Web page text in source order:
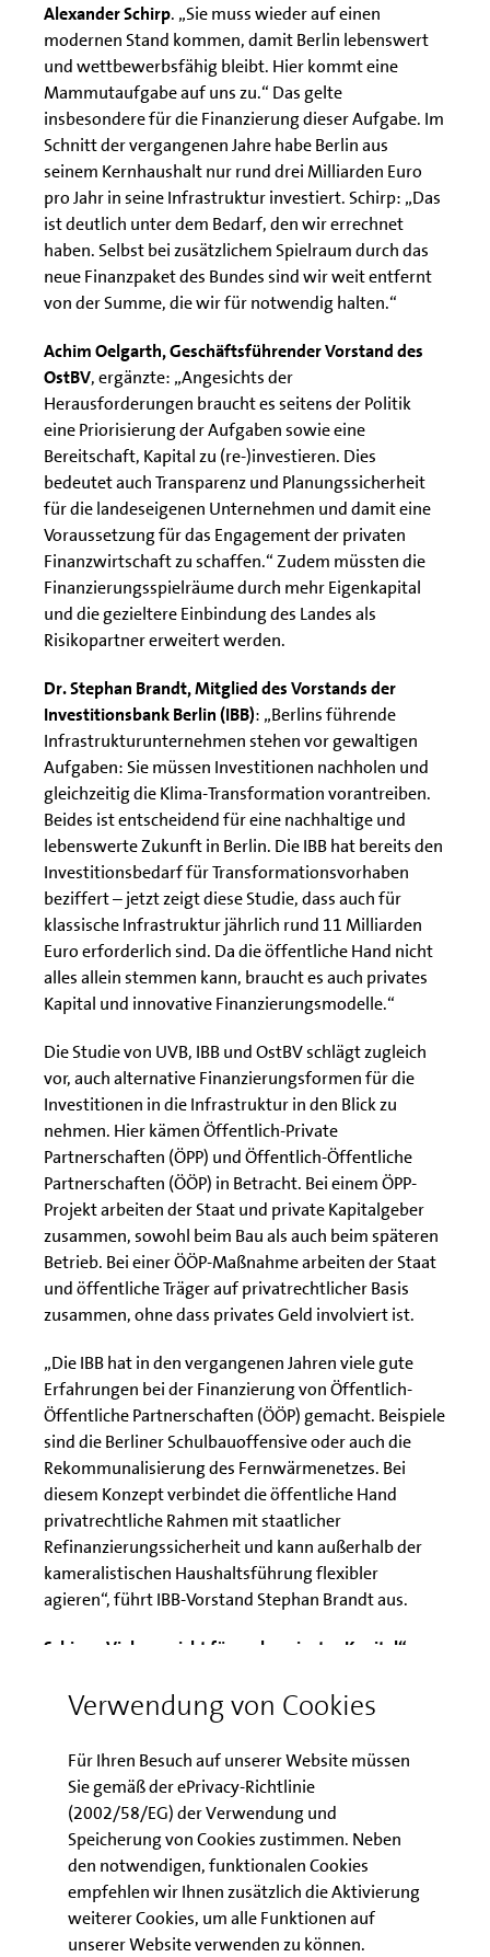
Verwendung von Cookies
Für Ihren Besuch auf unserer Website müssen
Sie gemäß der ePrivacy-Richtlinie
(2002/58/EG) der Verwendung und
Speicherung von Cookies zustimmen. Neben
den notwendigen, funktionalen Cookies
empfehlen wir Ihnen zusätzlich die Aktivierung
weiterer Cookies, um alle Funktionen auf
unserer Website verwenden zu können.
Alexander Schirp. „Sie muss wieder auf einen
modernen Stand kommen, damit Berlin lebenswert
und wettbewerbsfähig bleibt. Hier kommt eine
Mammutaufgabe auf uns zu.“ Das gelte
insbesondere für die Finanzierung dieser Aufgabe. Im
Schnitt der vergangenen Jahre habe Berlin aus
seinem Kernhaushalt nur rund drei Milliarden Euro
pro Jahr in seine Infrastruktur investiert. Schirp: „Das
ist deutlich unter dem Bedarf, den wir errechnet
haben. Selbst bei zusätzlichem Spielraum durch das
neue Finanzpaket des Bundes sind wir weit entfernt
von der Summe, die wir für notwendig halten.“
Achim Oelgarth, Geschäftsführender Vorstand des
OstBV, ergänzte: „Angesichts der
Herausforderungen braucht es seitens der Politik
eine Priorisierung der Aufgaben sowie eine
Bereitschaft, Kapital zu (re-)investieren. Dies
bedeutet auch Transparenz und Planungssicherheit
für die landeseigenen Unternehmen und damit eine
Voraussetzung für das Engagement der privaten
Finanzwirtschaft zu schaffen.“ Zudem müssten die
Finanzierungsspielräume durch mehr Eigenkapital
und die gezieltere Einbindung des Landes als
Risikopartner erweitert werden.
Dr. Stephan Brandt, Mitglied des Vorstands der
Investitionsbank Berlin (IBB): „Berlins führende
Infrastrukturunternehmen stehen vor gewaltigen
Aufgaben: Sie müssen Investitionen nachholen und
gleichzeitig die Klima-Transformation vorantreiben.
Beides ist entscheidend für eine nachhaltige und
lebenswerte Zukunft in Berlin. Die IBB hat bereits den
Investitionsbedarf für Transformationsvorhaben
beziffert – jetzt zeigt diese Studie, dass auch für
klassische Infrastruktur jährlich rund 11 Milliarden
Euro erforderlich sind. Da die öffentliche Hand nicht
alles allein stemmen kann, braucht es auch privates
Kapital und innovative Finanzierungsmodelle.“
Die Studie von UVB, IBB und OstBV schlägt zugleich
vor, auch alternative Finanzierungsformen für die
Investitionen in die Infrastruktur in den Blick zu
nehmen. Hier kämen Öffentlich-Private
Partnerschaften (ÖPP) und Öffentlich-Öffentliche
Partnerschaften (ÖÖP) in Betracht. Bei einem ÖPP-
Projekt arbeiten der Staat und private Kapitalgeber
zusammen, sowohl beim Bau als auch beim späteren
Betrieb. Bei einer ÖÖP-Maßnahme arbeiten der Staat
und öffentliche Träger auf privatrechtlicher Basis
zusammen, ohne dass privates Geld involviert ist.
„Die IBB hat in den vergangenen Jahren viele gute
Erfahrungen bei der Finanzierung von Öffentlich-
Öffentliche Partnerschaften (ÖÖP) gemacht. Beispiele
sind die Berliner Schulbauoffensive oder auch die
Rekommunalisierung des Fernwärmenetzes. Bei
diesem Konzept verbindet die öffentliche Hand
privatrechtliche Rahmen mit staatlicher
Refinanzierungssicherheit und kann außerhalb der
kameralistischen Haushaltsführung flexibler
agieren“, führt IBB-Vorstand Stephan Brandt aus.
Schirp: „Vieles spricht für mehr privates Kapital“
„Aus Sicht der Unternehmen spricht vieles dafür,
mehr private Mittel für die Finanzierung der
Infrastruktur zu mobilisieren“, sagte UVB-
Hauptgeschäftsführer Schirp. „Damit lassen sich in
kurzer Zeit mehr Modernisierungsvorhaben
stemmen als bislang. Außerdem stehen ÖPP-Projekte
für ein höheres Tempo bei der Realisierung.“
Angesichts der aktuellen Wachstumsschwäche sei es
entscheidend, dass die Bedingungen am Standort
Berlin besser werden. Sonst bestehe die Gefahr, dass